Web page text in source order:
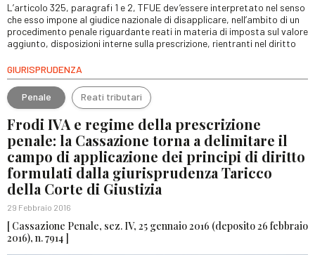
L’articolo 325, paragrafi 1 e 2, TFUE dev’essere interpretato nel senso
che esso impone al giudice nazionale di disapplicare, nell’ambito di un
procedimento penale riguardante reati in materia di imposta sul valore
aggiunto, disposizioni interne sulla prescrizione, rientranti nel diritto
GIURISPRUDENZA
Penale Reati tributari
Frodi IVA e regime della prescrizione
penale: la Cassazione torna a delimitare il
campo di applicazione dei principi di diritto
formulati dalla giurisprudenza Taricco
della Corte di Giustizia
29 Febbraio 2016
[ Cassazione Penale, sez. IV, 25 gennaio 2016 (deposito 26 febbraio
2016), n. 7914 ]